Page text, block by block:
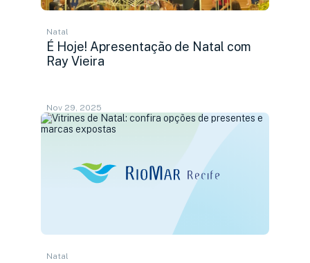
Natal
É Hoje! Apresentação de Natal com
Ray Vieira
Nov 29, 2025
Natal